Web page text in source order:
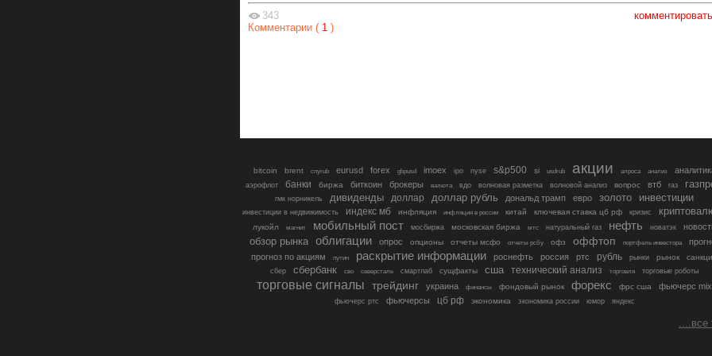
комментировать
343
Комментарии ( 1 )
bitcoin brent cnyrub eurusd forex gbpusd imoex ipo nyse s&p500 si usdrub акции алроса анализ
аэрофлот банки биржа биткоин брокеры валюта вдо волновая разметка волновой анализ вопрос втб газ
гмк норникель дивиденды доллар доллар рубль дональд трамп евро золото инвестиции
инвестиции в недвижимость индекс мб инфляция инфляция в россии китай ключевая ставка цб рф кризис
лукойл магнит мобильный пост мосбиржа московская биржа мтс натуральный газ нефть новатэк
обзор рынка облигации опрос опционы отчеты мсфо отчеты рсбу офз оффтоп портфель инвестора
прогноз по акциям
путин раскрытие информации роснефть россия ртс рубль рынки рынок
сбер сбербанк сво северсталь смартлаб сущфакты сша технический анализ торговля торговые роботы
торговые сигналы трейдинг украина финансы фондовый рынок форекс фрс сша фьючерс mix
фьючерс ртс фьючерсы цб рф экономика экономика россии юмор яндекс
....все